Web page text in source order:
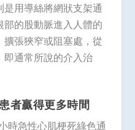
用導絲將網狀支架通
的股動脈進入人體的
張狹窄或阻塞處，從
通常所說的介入治
者贏得更多時間
時急性心肌梗死綠色通